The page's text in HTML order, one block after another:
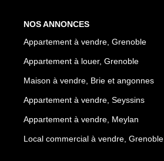
NOS ANNONCES
Appartement à vendre, Grenoble
Appartement à louer, Grenoble
Maison à vendre, Brie et angonnes
Appartement à vendre, Seyssins
Appartement à vendre, Meylan
Local commercial à vendre, Grenoble